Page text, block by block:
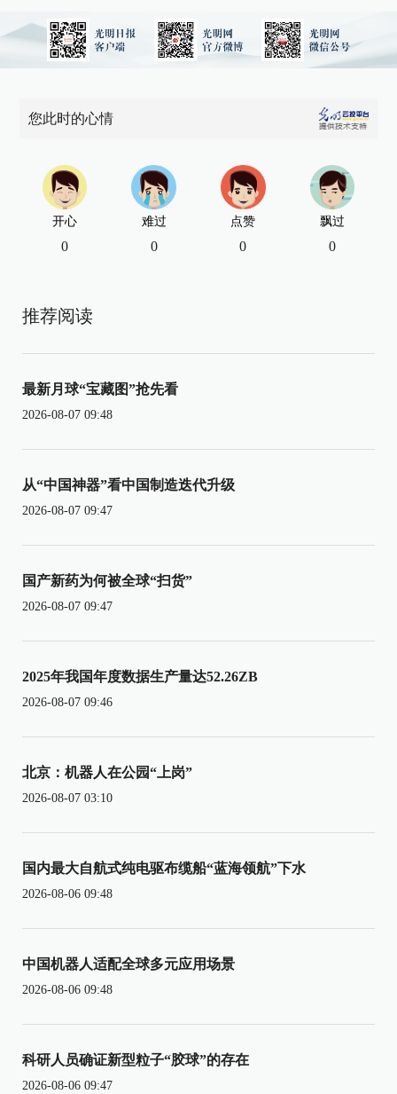
您此时的心情
开心
0
难过
0
点赞
0
飘过
0
推荐阅读
最新月球“宝藏图”抢先看
2026-08-07 09:48
从“中国神器”看中国制造迭代升级
2026-08-07 09:47
国产新药为何被全球“扫货”
2026-08-07 09:47
2025年我国年度数据生产量达52.26ZB
2026-08-07 09:46
北京：机器人在公园“上岗”
2026-08-07 03:10
国内最大自航式纯电驱布缆船“蓝海领航”下水
2026-08-06 09:48
中国机器人适配全球多元应用场景
2026-08-06 09:48
科研人员确证新型粒子“胶球”的存在
2026-08-06 09:47